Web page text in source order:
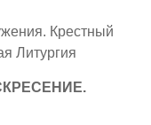
Крестный
Литургия